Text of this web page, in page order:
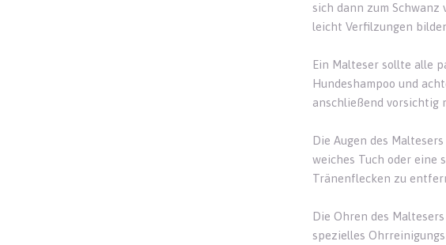
sich dann zum Schwanz
leicht Verfilzungen
Ein Malteser sollte alle
Hundeshampoo und
anschließend vorsichtig
Die Augen des
weiches Tuch oder eine
Tränenflecken zu
Die Ohren des
spezielles